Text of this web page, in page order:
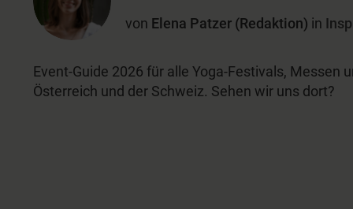
von Elena Patzer (Redaktion) in
Event-Guide 2026 für alle Yoga-Festivals, Messen
Österreich und der Schweiz. Sehen wir uns dort?